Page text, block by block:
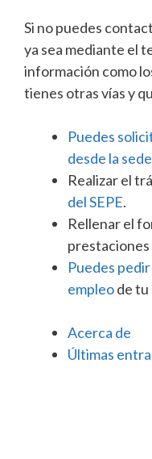
Si no puedes
ya sea mediante el
información como
tienes otras vías y
Puedes
desde la
Realizar el
del SEPE.
Rellenar el
Puedes
empleode tu
Acerca de
Últimas